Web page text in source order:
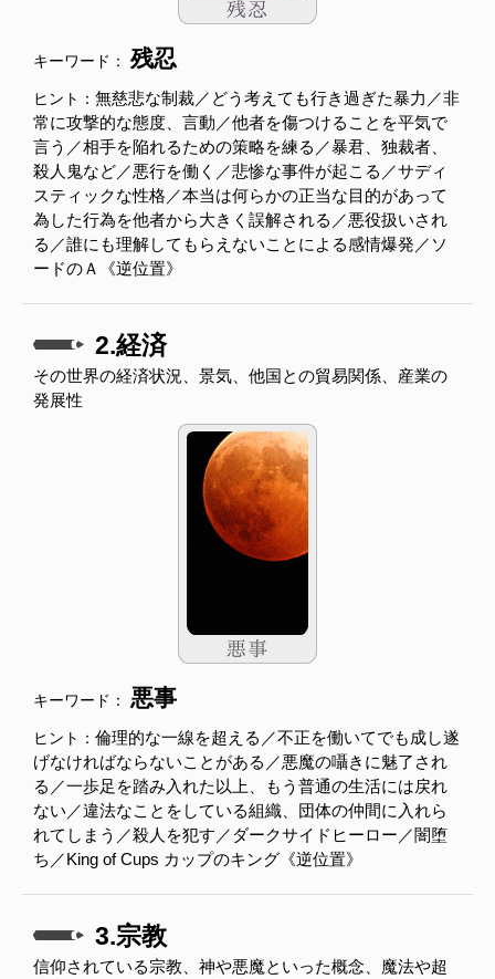
キーワード： 残忍
ヒント： 無慈悲な制裁／どう考えても行き過ぎた暴力／非
常に攻撃的な態度、言動／他者を傷つけることを平気で
言う／相手を陥れるための策略を練る／暴君、独裁者、
殺人鬼など／悪行を働く／悲惨な事件が起こる／サディ
スティックな性格／本当は何らかの正当な目的があって
為した行為を他者から大きく誤解される／悪役扱いされ
る／誰にも理解してもらえないことによる感情爆発／ソ
ードのＡ《逆位置》
2.経済
その世界の経済状況、景気、他国との貿易関係、産業の
発展性
キーワード： 悪事
ヒント： 倫理的な一線を超える／不正を働いてでも成し遂
げなければならないことがある／悪魔の囁きに魅了され
る／一歩足を踏み入れた以上、もう普通の生活には戻れ
ない／違法なことをしている組織、団体の仲間に入れら
れてしまう／殺人を犯す／ダークサイドヒーロー／闇堕
ち／King of Cups カップのキング《逆位置》
3.宗教
信仰されている宗教、神や悪魔といった概念、魔法や超